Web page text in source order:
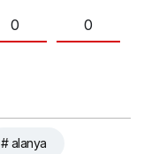
0 0
# alanya